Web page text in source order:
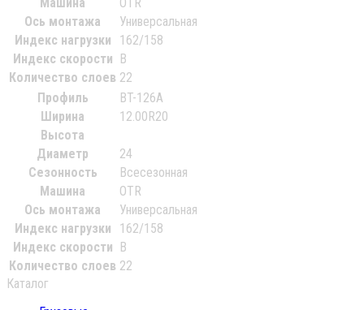
Ось монтажа
Универсальная
Индекс нагрузки
162/158
Индекс скорости В
Количество слоев 22
Профиль
BT-126А
Ширина
12.00R20
Высота
Диаметр
24
Сезонность
Всесезонная
Машина
OTR
Ось монтажа
Универсальная
Индекс нагрузки
162/158
Индекс скорости В
Количество слоев 22
Каталог